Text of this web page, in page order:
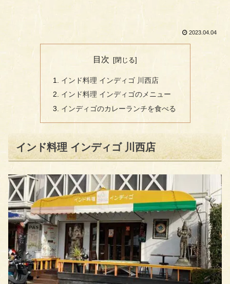
2023.04.04
目次
インド料理 インディゴ 川西店
インド料理 インディゴのメニュー
インディゴのカレーランチを食べる
インド料理 インディゴ 川西店